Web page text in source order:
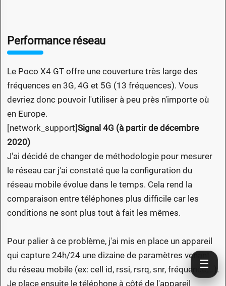
Performance réseau
Le Poco X4 GT offre une couverture très large des
fréquences en 3G, 4G et 5G (13 fréquences). Vous
devriez donc pouvoir l'utiliser à peu près n'importe où
en Europe.
[network_support]Signal 4G (à partir de décembre
2020)
J'ai décidé de changer de méthodologie pour mesurer
le réseau car j'ai constaté que la configuration du
réseau mobile évolue dans le temps. Cela rend la
comparaison entre téléphones plus difficile car les
conditions ne sont plus tout à fait les mêmes.
Pour palier à ce problème, j'ai mis en place un appareil
qui capture 24h/24 une dizaine de paramètres venant
du réseau mobile (ex: cell id, rssi, rsrq, snr, fréquence,...).
Je place ensuite le téléphone à côté de l'appareil
☰